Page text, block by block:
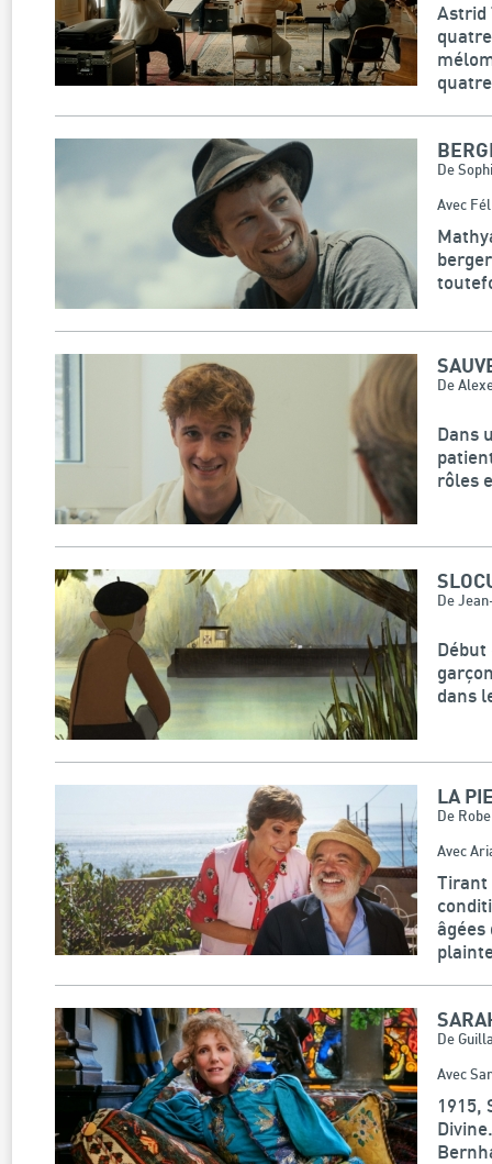
Astrid
De
Avec
De
Dans
rôles
De
Début
dans
LA
De
Avec
Tirant
âgées
De
Avec
1915,